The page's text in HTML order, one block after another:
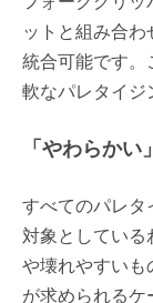
ットと組み合
統合可能です。
軟なパレタイジ
「やわらか
すべてのパレタ
対象としている
や壊れやすいも
が求められるケ